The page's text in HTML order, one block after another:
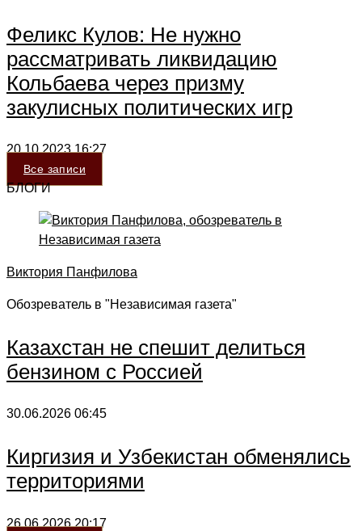
Феликс Кулов: Не нужно
рассматривать ликвидацию
Кольбаева через призму
закулисных политических игр
20.10.202316:27
Все записи
БЛОГИ
Виктория Панфилова
Обозреватель в "Независимая газета"
Казахстан не спешит делиться
бензином с Россией
30.06.2026 06:45
Киргизия и Узбекистан обменялись
территориями
26.06.202620:17